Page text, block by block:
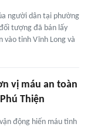
người dân tại phường
tượng đã bán lấy
vào tỉnh Vĩnh Long và
vị máu an toàn
Thiện
động hiến máu tình